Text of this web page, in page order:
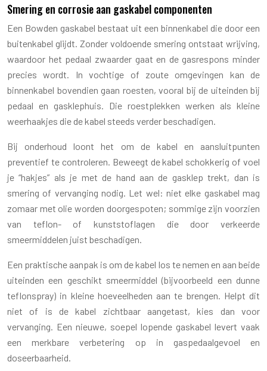
Smering en corrosie aan gaskabel componenten
Een Bowden gaskabel bestaat uit een binnenkabel die door een
buitenkabel glijdt. Zonder voldoende smering ontstaat wrijving,
waardoor het pedaal zwaarder gaat en de gasrespons minder
precies wordt. In vochtige of zoute omgevingen kan de
binnenkabel bovendien gaan roesten, vooral bij de uiteinden bij
pedaal en gasklephuis. Die roestplekken werken als kleine
weerhaakjes die de kabel steeds verder beschadigen.
Bij onderhoud loont het om de kabel en aansluitpunten
preventief te controleren. Beweegt de kabel schokkerig of voel
je “hakjes” als je met de hand aan de gasklep trekt, dan is
smering of vervanging nodig. Let wel: niet elke gaskabel mag
zomaar met olie worden doorgespoten; sommige zijn voorzien
van teflon- of kunststoflagen die door verkeerde
smeermiddelen juist beschadigen.
Een praktische aanpak is om de kabel los te nemen en aan beide
uiteinden een geschikt smeermiddel (bijvoorbeeld een dunne
teflonspray) in kleine hoeveelheden aan te brengen. Helpt dit
niet of is de kabel zichtbaar aangetast, kies dan voor
vervanging. Een nieuwe, soepel lopende gaskabel levert vaak
een merkbare verbetering op in gaspedaalgevoel en
doseerbaarheid.